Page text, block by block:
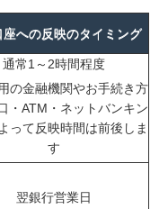
座への反映のタイミング
通常1～2時間程度
の金融機関やお手続き方
・ATM・ネットバンキン
って反映時間は前後しま
す
翌銀行営業日